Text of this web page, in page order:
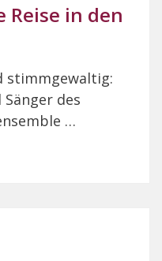
Reise in den
stimmgewaltig:
des
…